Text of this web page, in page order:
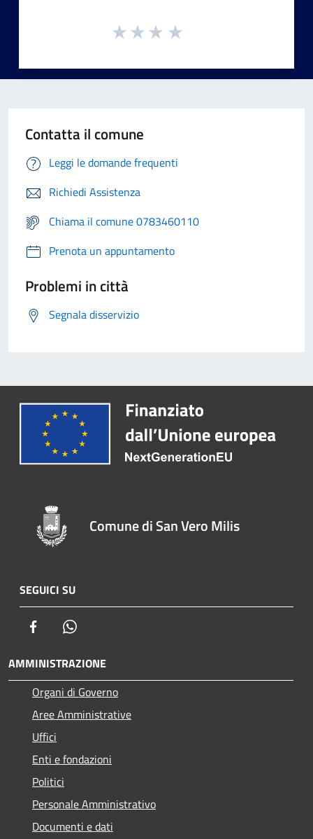
Contatta il comune
Leggi le domande frequenti
Richiedi Assistenza
Chiama il comune 0783460110
Prenota un appuntamento
Problemi in città
Segnala disservizio
Comune di San Vero Milis
SEGUICI SU
Facebook
AMMINISTRAZIONE
Organi di Governo
Aree Amministrative
Uffici
Enti e fondazioni
Politici
Personale Amministrativo
Documenti e dati